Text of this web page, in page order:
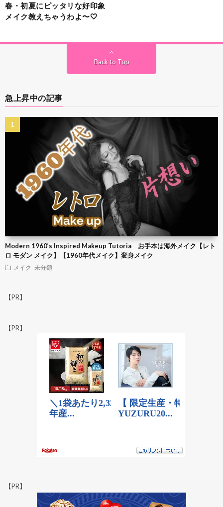
春・初夏にピッタリな好印象
メイク教えちゃうわよ〜🤍
Back to Top
急上昇中の記事
Modern 1960’s Inspired Makeup Tutoria お手本は海外メイク【レト
ロ モダン メイク】【1960年代メイク】変身メイク
メイク 未分類
【PR】
【PR】
【PR】